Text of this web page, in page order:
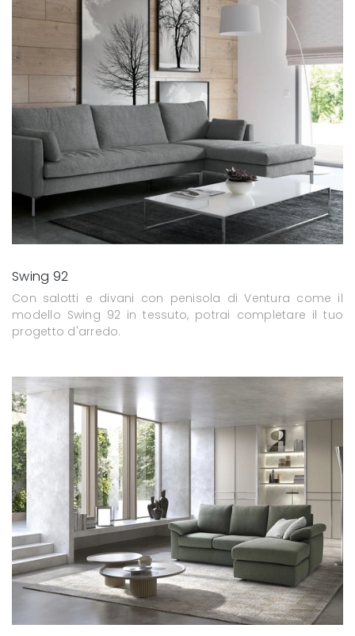
Swing 92
Con salotti e divani con penisola di Ventura come il
modello Swing 92 in tessuto, potrai completare il tuo
progetto d'arredo.